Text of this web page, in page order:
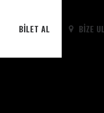
BILET AL BIZE